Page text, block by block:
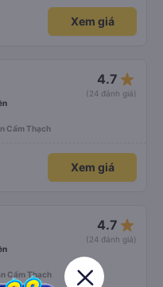
Xem giá
4.7 star_rate
(24 đánh giá)
Cẩm Thạch
Xem giá
4.7 star_rate
(24 đánh giá)
Cẩm Thạch